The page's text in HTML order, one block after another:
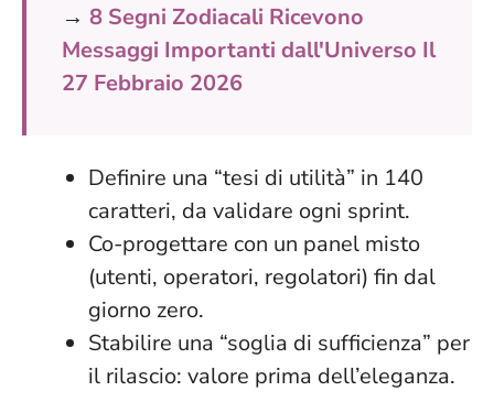
→ 8 Segni Zodiacali Ricevono
Messaggi Importanti dall'Universo Il
27 Febbraio 2026
Definire una “tesi di utilità” in 140
caratteri, da validare ogni sprint.
Co-progettare con un panel misto
(utenti, operatori, regolatori) fin dal
giorno zero.
Stabilire una “soglia di sufficienza” per
il rilascio: valore prima dell’eleganza.